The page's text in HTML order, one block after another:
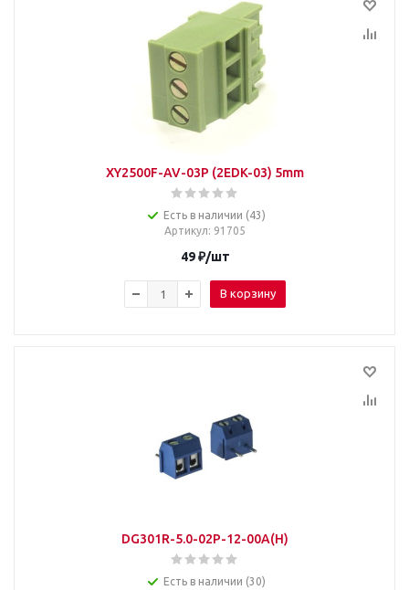
XY2500F-AV-03P (2EDK-03) 5mm
Есть в наличии (43)
Артикул: 91705
49₽/шт
В корзину
DG301R-5.0-02P-12-00A(H)
Есть в наличии (30)